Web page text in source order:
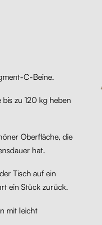
C-Beine.
zu 120 kg heben
Oberfläche, die
hat.
Tisch auf ein
ein Stück zurück.
mit leicht